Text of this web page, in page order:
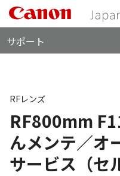
サポート
RF800mm
んメンテ／オ
サービス（セ
RFレンズ